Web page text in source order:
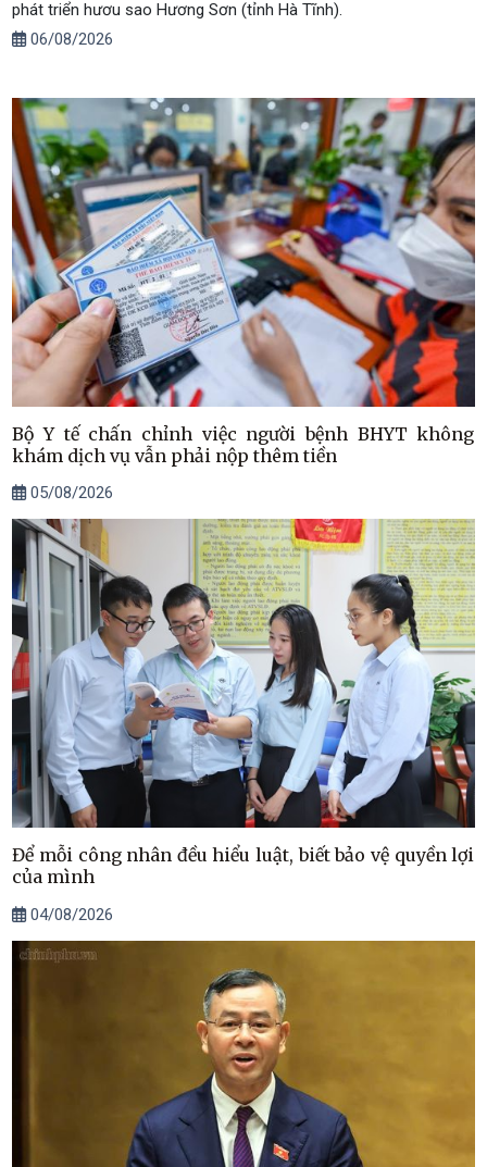
phát triển hươu sao Hương Sơn (tỉnh Hà Tĩnh).
06/08/2026
Bộ Y tế chấn chỉnh việc người bệnh BHYT không
khám dịch vụ vẫn phải nộp thêm tiền
05/08/2026
Để mỗi công nhân đều hiểu luật, biết bảo vệ quyền lợi
của mình
04/08/2026